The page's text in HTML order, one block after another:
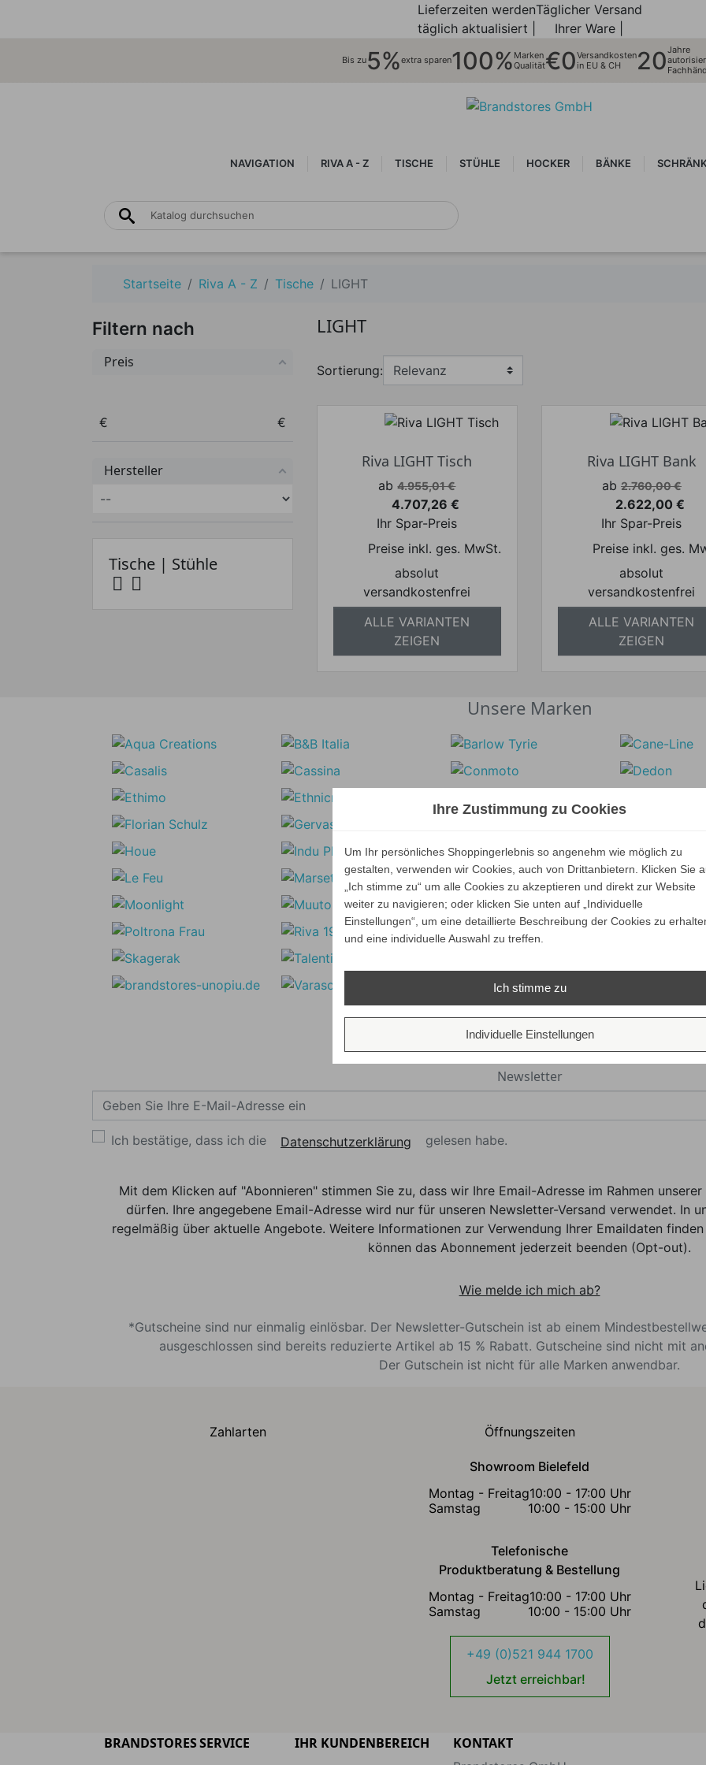
Lieferzeiten werden
täglich aktualisiert |
Täglicher Versand
Ihrer Ware |
Bis zu5%extra sparen100% Marken
Qualität€0Versandkosten
in EU & CH
20Jahre
NAVIGATION RIVA A - Z TISCHE STÜHLE HOCKER BÄNKE
Startseite Riva A - Z Tische LIGHT
Filtern nach
Preis
Preis von
€ Preis bis
€
Hersteller
Tische | Stühle
 
LIGHT
Sortierung:
Riva LIGHT Tisch
Verkaufspreis
ab 4.955,01 €
Preis
4.707,26 €
Ihr Spar-Preis
Preise inkl. ges. MwSt.
absolut
versandkostenfrei
ALLE VARIANTEN
ZEIGEN
Riva LIGHT Bank
Verkaufspreis
ab 2.760,00 €
Preis
2.622,00 €
Ihr Spar-Preis
Preise inkl. ges.
absolut
versandkostenfrei
ALLE VARIANTEN
ZEIGEN
Unsere Marken
Newsletter
Ich bestätige, dass ich die Datenschutzerklärung gelesen habe.
Mit dem Klicken auf "Abonnieren" stimmen Sie zu, dass wir Ihre Email-Adresse im Rahmen
dürfen. Ihre angegebene Email-Adresse wird nur für unseren Newsletter-Versand verwendet. In
regelmäßig über aktuelle Angebote. Weitere Informationen zur Verwendung Ihrer Emaildaten
können das Abonnement jederzeit beenden (Opt-out).
Wie melde ich mich ab?
*Gutscheine sind nur einmalig einlösbar. Der Newsletter-Gutschein ist ab einem
ausgeschlossen sind bereits reduzierte Artikel ab 15 % Rabatt. Gutscheine sind nicht mit
Der Gutschein ist nicht für alle Marken anwendbar.
Zahlarten Öffnungszeiten
Showroom Bielefeld
Montag - Freitag10:00 - 17:00 Uhr
Samstag
10:00 - 15:00 Uhr
Telefonische
Produktberatung & Bestellung
Montag - Freitag10:00 - 17:00 Uhr
Samstag
10:00 - 15:00 Uhr
+49 (0)521 944 1700
Jetzt erreichbar!
BRANDSTORESSERVICE IHR KUNDENBEREICH KONTAKT
Ihre Zustimmung zu Cookies
Um Ihr persönliches Shoppingerlebnis so angenehm wie möglich zu
gestalten, verwenden wir Cookies, auch von Drittanbietern. Klicken Sie
„Ich stimme zu“ um alle Cookies zu akzeptieren und direkt zur Website
weiter zu navigieren; oder klicken Sie unten auf „Individuelle
Einstellungen“, um eine detaillierte Beschreibung der Cookies zu
und eine individuelle Auswahl zu treffen.
Ich stimme zu
Individuelle Einstellungen